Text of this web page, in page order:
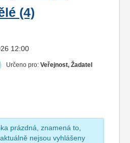
(4)
12:00
Určeno pro: Veřejnost, Žadatel
prázdná, znamená to,
nejsou vyhlášeny